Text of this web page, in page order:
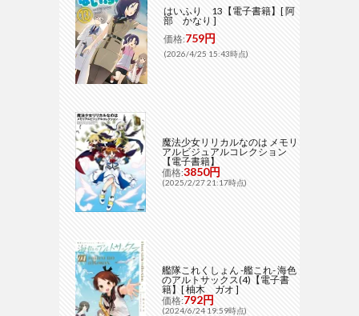
はいふり 13【電子書籍】[ 阿
部 かなり ]
価格:759円
(2026/4/25 15:43時点)
魔法少女リリカルなのは メモリ
アルビジュアルコレクション
【電子書籍】
価格:3850円
(2025/2/27 21:17時点)
艦隊これくしょん -艦これ- 海色
のアルトサックス(4)【電子書
籍】[ 柚木 ガオ ]
価格:792円
(2024/6/24 19:59時点)